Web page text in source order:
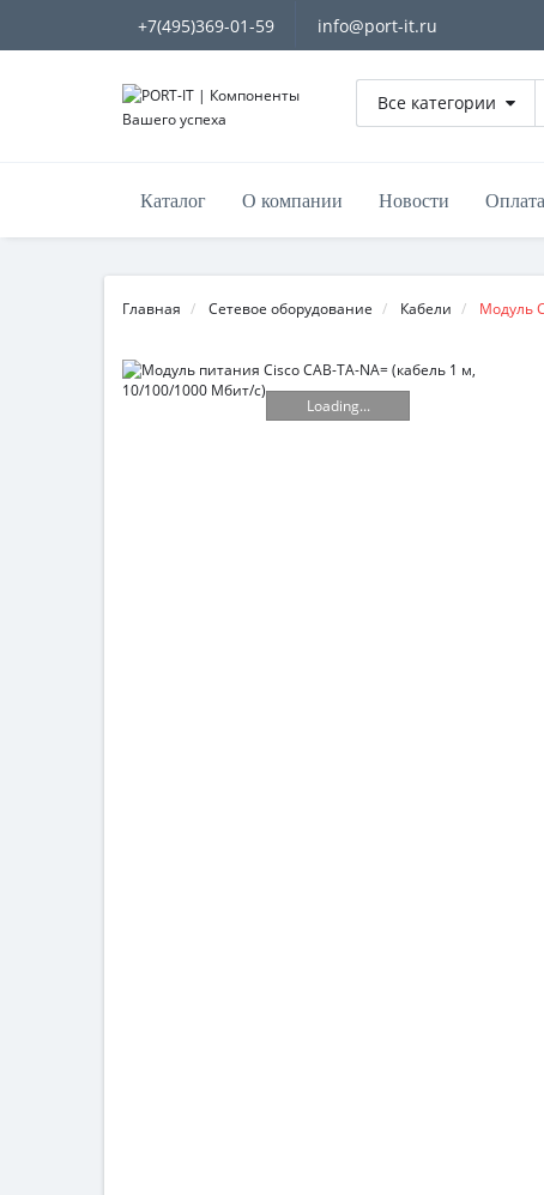
+7(495)369-01-59 info@port-it.ru
Все категории
Каталог О компании Новости Оплата
Главная Сетевое оборудование Кабели Модуль
Loading...